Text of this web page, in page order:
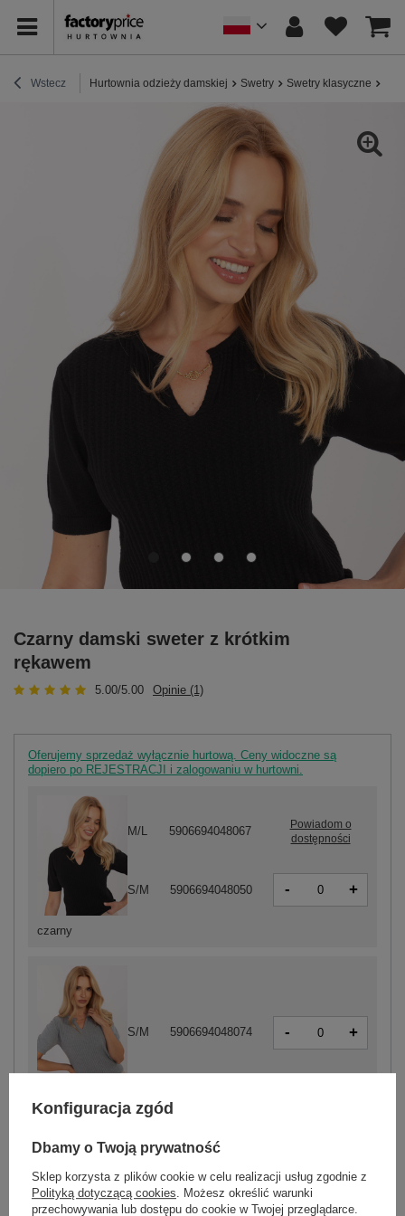
Wstecz Hurtownia odzieży damskiej Swetry Swetry klasyczne
Czarny damski sweter z krótkim
rękawem
5.00/5.00 Opinie (1)
Oferujemy sprzedaż wyłącznie hurtową. Ceny widoczne są
dopiero po REJESTRACJI i zalogowaniu w hurtowni.
szary
S/M 5906694048074 - +
czarny
M/L 5906694048067
Powiadom o
dostępności
S/M 5906694048050 - +
ZALOGUJ SIĘ I ZOBACZ CENĘ
Konfiguracja zgód
Dbamy o Twoją prywatność
Sklep korzysta z plików cookie w celu realizacji usług zgodnie z
Polityką dotyczącą cookies . Możesz określić warunki
przechowywania lub dostępu do cookie w Twojej przeglądarce.